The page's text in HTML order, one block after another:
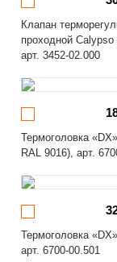
Клапан
проходной
арт. 3452-02.000
Термоголовка
RAL 9016), арт.
Термоголовка
арт. 6700-00.501